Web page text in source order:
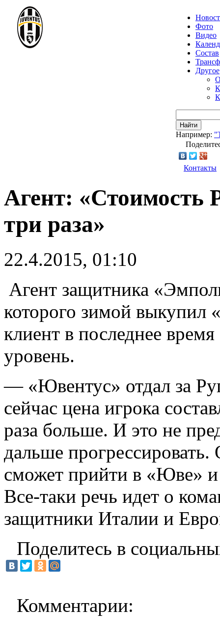
Фото
Видео
Состав
Другое
Найти
Например:
Контакты
Агент: «Стоимость
три раза»
22.4.2015, 01:10
Агент защитника
которого зимой выкупил
клиент в последнее
уровень.
— «Ювентус» отдал за
сейчас цена игрока
раза больше. И это не
дальше прогрессировать.
сможет прийти в «Юве» и
Все-таки речь идет о
защитники Италии и
Поделитесь в
Комментарии: